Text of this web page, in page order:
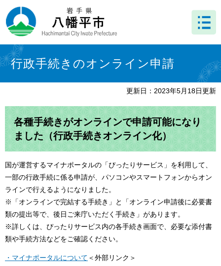
ー
ジ
先
頭
で
ニ
ュ
を
飛
ば
文
文 行政手続きのオンライン申請
更新日：2023年5月18日更新
各種手続きがオンラインで申請可能になり
ました（行政手続きオンライン化）
国が運営するマイナポータルの「ぴったりサービス」を利用して、
一部の行政手続に係る申請が、パソコンやスマートフォンからオン
ラインで行えるようになりました。
※「オンラインで完結する手続き」と「オンライン申請後に必要書
類の提出等で、後日ご来庁いただく手続き」があります。
※詳しくは、ぴったりサービス内の各手続き画面で、必要な添付書
類や手続方法などをご確認ください。
・マイナポータルについて ＜外部リンク＞